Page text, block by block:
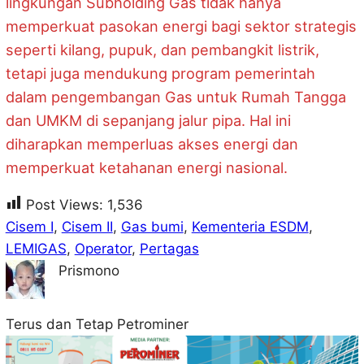
memperkuat pasokan energi bagi sektor strategis
seperti kilang, pupuk, dan pembangkit listrik,
tetapi juga mendukung program pemerintah
dalam pengembangan Gas untuk Rumah Tangga
dan UMKM di sepanjang jalur pipa. Hal ini
diharapkan memperluas akses energi dan
memperkuat ketahanan energi nasional.
Post Views: 1,536
Cisem I, Cisem II, Gas bumi, Kementeria ESDM
LEMIGAS, Operator, Pertagas
Prismono
Terus dan Tetap Petrominer